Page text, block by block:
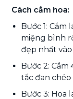
Cách cắm hoa:
Bước 1: Cắm
miệng bình
đẹp nhất
Bước 2:
tắc đan
Bước 3: Hoa